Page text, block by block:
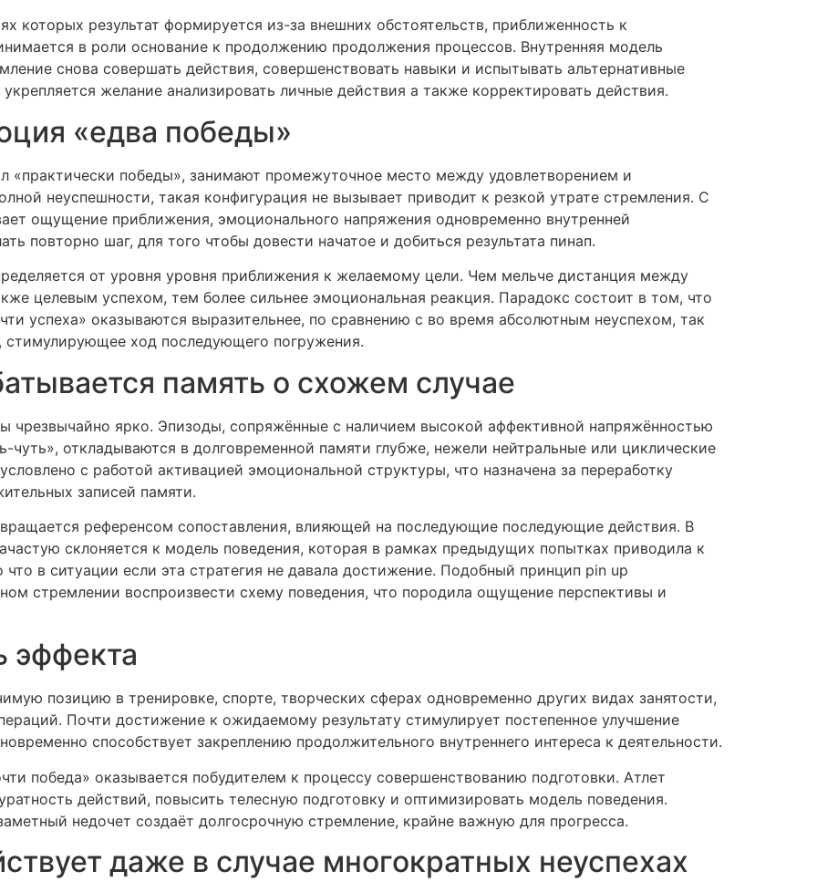
которых результат формируется из-за внешних обстоятельств, приближенность к
в роли основание к продолжению продолжения процессов. Внутренняя модель
снова совершать действия, совершенствовать навыки и испытывать альтернативные
желание анализировать личные действия а также корректировать действия.
«едва победы»
«практически победы», занимают промежуточное место между удовлетворением и
неуспешности, такая конфигурация не вызывает приводит к резкой утрате стремления. С
ощущение приближения, эмоционального напряжения одновременно внутренней
повторно шаг, для того чтобы довести начатое и добиться результата пинап.
от уровня уровня приближения к желаемому цели. Чем мельче дистанция между
целевым успехом, тем более сильнее эмоциональная реакция. Парадокс состоит в том, что
успеха» оказываются выразительнее, по сравнению с во время абсолютным неуспехом, так
ход последующего погружения.
память о схожем случае
чрезвычайно ярко. Эпизоды, сопряжённые с наличием высокой аффективной напряжённостью
откладываются в долговременной памяти глубже, нежели нейтральные или циклические
с работой активацией эмоциональной структуры, что назначена за переработку
записей памяти.
референсом сопоставления, влияющей на последующие последующие действия. В
склоняется к модель поведения, которая в рамках предыдущих попытках приводила к
что в ситуации если эта стратегия не давала достижение. Подобный принцип pin up
стремлении воспроизвести схему поведения, что породила ощущение перспективы и
эффекта
позицию в тренировке, спорте, творческих сферах одновременно других видах занятости,
Почти достижение к ожидаемому результату стимулирует постепенное улучшение
способствует закреплению продолжительного внутреннего интереса к деятельности.
победа» оказывается побудителем к процессу совершенствованию подготовки. Атлет
действий, повысить телесную подготовку и оптимизировать модель поведения.
недочет создаёт долгосрочную стремление, крайне важную для прогресса.
даже в случае многократных неуспехах